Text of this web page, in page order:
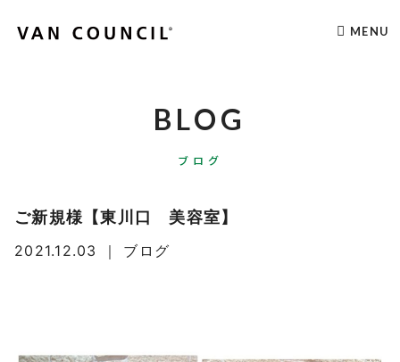
MENU
BLOG
ブログ
ご新規様【東川口 美容室】
2021.12.03 ｜ ブログ